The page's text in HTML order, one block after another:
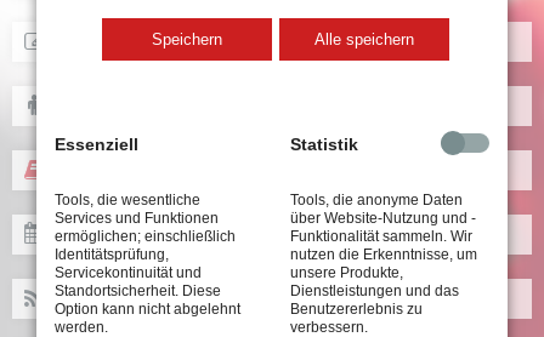
NAVIGATION
ÜBERSPRINGEN
ARBEITEN BEI STÖGER
TERMINE
NEWS
Speichern Alle speichern
Essenziell
Tools, die wesentliche
Services und Funktionen
ermöglichen; einschließlich
Identitätsprüfung,
Servicekontinuität und
Standortsicherheit. Diese
Option kann nicht abgelehnt
werden.
Statistik
Tools, die anonyme Daten
über Website-Nutzung und -
Funktionalität sammeln. Wir
nutzen die Erkenntnisse, um
unsere Produkte,
Dienstleistungen und das
Benutzererlebnis zu
verbessern.